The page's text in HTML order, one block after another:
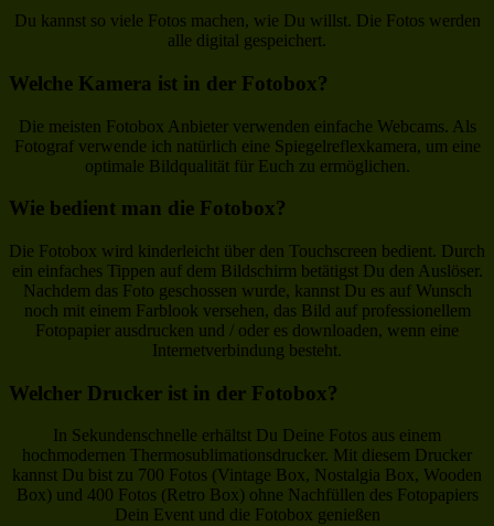
Du kannst so viele Fotos machen, wie Du willst. Die Fotos werden
alle digital gespeichert.
Welche Kamera ist in der Fotobox?
Die meisten Fotobox Anbieter verwenden einfache Webcams. Als
Fotograf verwende ich natürlich eine Spiegelreflexkamera, um eine
optimale Bildqualität für Euch zu ermöglichen.
Wie bedient man die Fotobox?
Die Fotobox wird kinderleicht über den Touchscreen bedient. Durch
ein einfaches Tippen auf dem Bildschirm betätigst Du den Auslöser.
Nachdem das Foto geschossen wurde, kannst Du es auf Wunsch
noch mit einem Farblook versehen, das Bild auf professionellem
Fotopapier ausdrucken und / oder es downloaden, wenn eine
Internetverbindung besteht.
Welcher Drucker ist in der Fotobox?
In Sekundenschnelle erhältst Du Deine Fotos aus einem
hochmodernen Thermosublimationsdrucker. Mit diesem Drucker
kannst Du bist zu 700 Fotos (Vintage Box, Nostalgia Box, Wooden
Box) und 400 Fotos (Retro Box) ohne Nachfüllen des Fotopapiers
Dein Event und die Fotobox genießen